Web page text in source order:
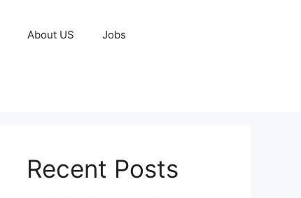
About US Jobs
Recent Posts